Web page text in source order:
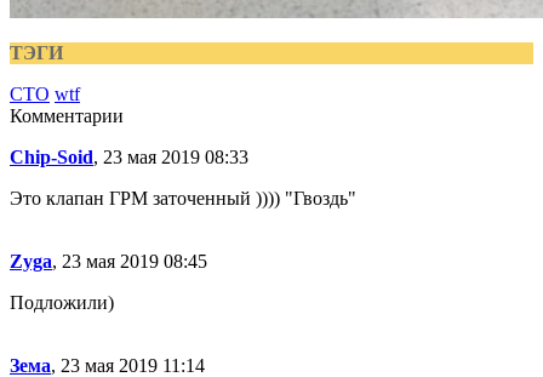
ТЭГИ
СТО wtf
Комментарии
Chip-Soid, 23 мая 2019 08:33
Это клапан ГРМ заточенный )))) "Гвоздь"
Zyga, 23 мая 2019 08:45
Подложили)
Зема, 23 мая 2019 11:14